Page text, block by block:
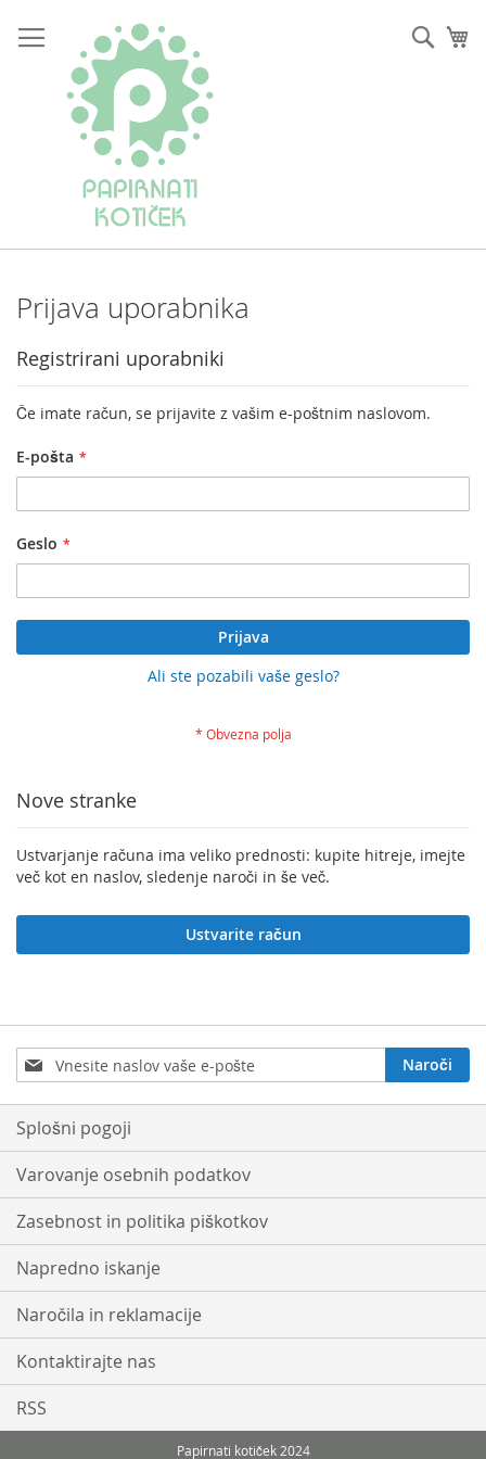
na
vsebino
Prijava uporabnika
Registrirani uporabniki
Če imate račun, se prijavite z vašim e-poštnim naslovom.
E-pošta
Geslo
Prijava
Ali ste pozabili vaše geslo?
Nove stranke
Ustvarjanje računa ima veliko prednosti: kupite hitreje, imejte
več kot en naslov, sledenje naroči in še več.
Ustvarite račun
Prijavite
se
na
e-
novice:
Naroči
Splošni pogoji
Varovanje osebnih podatkov
Zasebnost in politika piškotkov
Napredno iskanje
Naročila in reklamacije
Kontaktirajte nas
RSS
Papirnati kotiček 2024